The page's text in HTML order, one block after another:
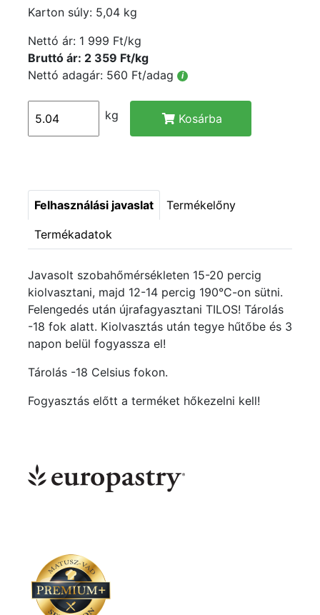
Karton súly: 5,04 kg
Nettó ár: 1 999 Ft/kg
Bruttó ár: 2 359 Ft/kg
Nettó adagár: 560 Ft/adag
i
kg Kosárba
Felhasználási javaslat Termékelőny
Termékadatok
Javasolt szobahőmérsékleten 15-20 percig
kiolvasztani, majd 12-14 percig 190°C-on sütni.
Felengedés után újrafagyasztani TILOS! Tárolás
-18 fok alatt. Kiolvasztás után tegye hűtőbe és 3
napon belül fogyassza el!
Tárolás -18 Celsius fokon.
Fogyasztás előtt a terméket hőkezelni kell!